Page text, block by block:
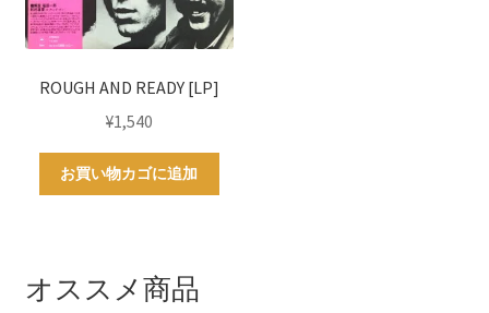
ROUGH AND READY [LP]
¥1,540
お買い物カゴに追加
オススメ商品